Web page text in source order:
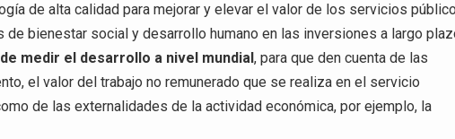
de alta calidad para mejorar y elevar el valor de los servicios
de bienestar social y desarrollo humano en las inversiones a largo
medir el desarrollo a nivel mundial, para que den cuenta de las
el valor del trabajo no remunerado que se realiza en el servicio
de las externalidades de la actividad económica, por ejemplo, la